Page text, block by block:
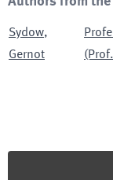
Sydow,
Gernot